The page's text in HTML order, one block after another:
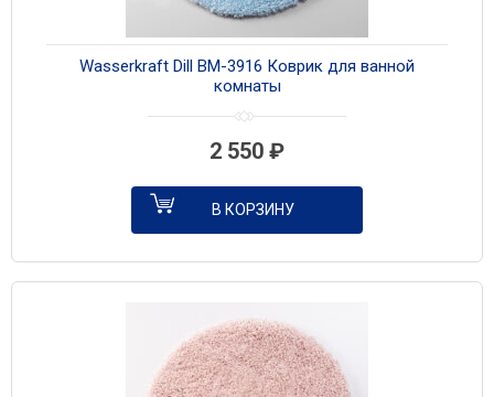
Wasserkraft Dill BM-3916 Коврик для ванной
комнаты
2 550 ₽
В КОРЗИНУ